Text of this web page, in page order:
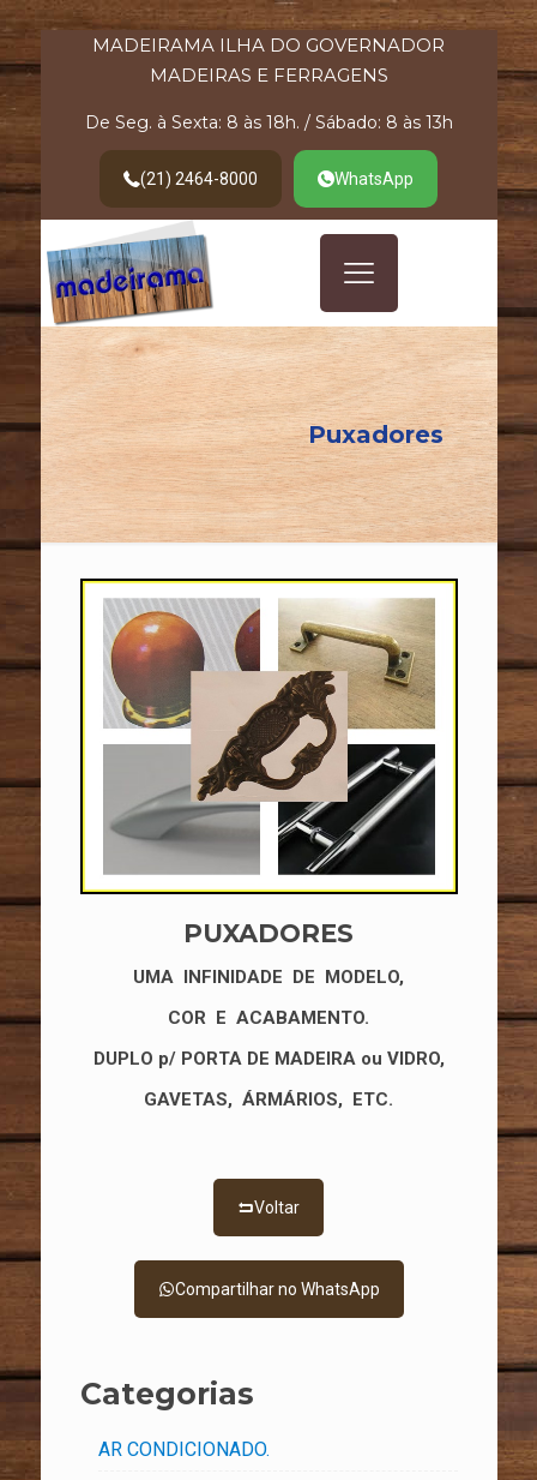
MADEIRAMA ILHA DO GOVERNADOR
MADEIRAS E FERRAGENS
De Seg. à Sexta: 8 às 18h. / Sábado: 8 às 13h
(21) 2464-8000 WhatsApp
Puxadores
PUXADORES
UMA INFINIDADE DE MODELO,
COR E ACABAMENTO.
DUPLO p/ PORTA DE MADEIRA ou VIDRO,
GAVETAS, ÁRMÁRIOS, ETC.
Voltar
Compartilhar no WhatsApp
Categorias
AR CONDICIONADO.